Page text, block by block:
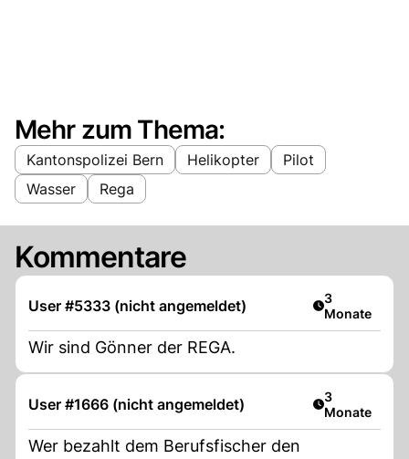
Mehr zum Thema:
Kantonspolizei Bern Helikopter
Pilot
Wasser
Rega
Kommentare
User #5333 (nicht angemeldet) Artikel
3
Monate
Wir sind Gönner der REGA.
User #1666 (nicht angemeldet) Artikel
3
Monate
Wer bezahlt dem Berufsfischer den